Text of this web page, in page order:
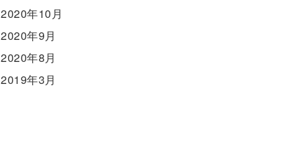
2020年10月
2020年9月
2020年8月
2019年3月